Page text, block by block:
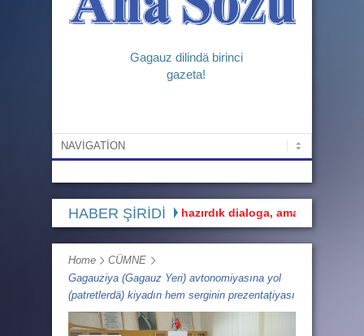
Gagauz dilindä birinci
gazeta!
HABER ŞİRİDİ
gidärkän biz hazırdık dialoga, ama diil monologa”
Home
CÜMNE
Gagauziya (Gagauz Yeri) avtonomiyasına yol
(patretlerdä) kiyadın hem serginin prezentațiyası